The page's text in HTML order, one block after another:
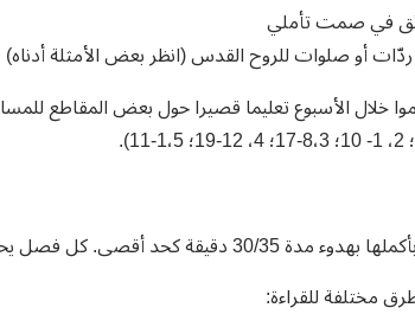
في صمت تأملي
ردّات أو صلوات للروح القدس (انظر بعض الأمثلة أدناه)
خلال الأسبوع تعليما قصيرا حول بعض المقاطع
فصل يحتاج إلى 5/6 دقائق كحد أقصى.
مختلفة للقراءة: